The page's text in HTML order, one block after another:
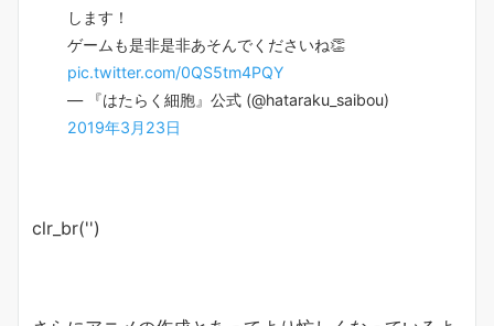
します！
ゲームも是非是非あそんでくださいね👏
pic.twitter.com/0QS5tm4PQY
— 『はたらく細胞』公式 (@hataraku_saibou)
2019年3月23日
clr_br('')